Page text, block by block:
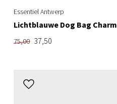
Essentiel Antwerp
Lichtblauwe Dog Bag Charm
75,00 37,50